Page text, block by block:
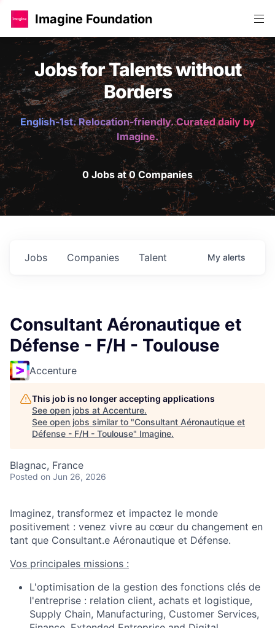
Imagine Foundation
Jobs for Talents without
Borders
English-1st. Relocation-friendly. Curated daily by
Imagine.
0 Jobs at 0 Companies
Jobs Companies Talent My alerts
Consultant Aéronautique et
Défense - F/H - Toulouse
Accenture
This job is no longer accepting applications
See open jobs at Accenture.
See open jobs similar to "Consultant Aéronautique et
Défense - F/H - Toulouse" Imagine.
Blagnac, France
Posted on Jun 26, 2026
Imaginez, transformez et impactez le monde
positivement : venez vivre au cœur du changement en
tant que Consultant.e Aéronautique et Défense.
Vos principales missions :
L'optimisation de la gestion des fonctions clés de
l'entreprise : relation client, achats et logistique,
Supply Chain, Manufacturing, Customer Services,